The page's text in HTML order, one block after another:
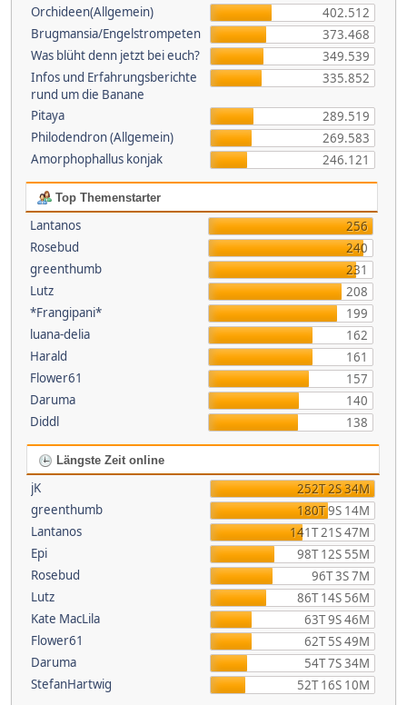
Orchideen(Allgemein)
402.512
Brugmansia/Engelstrompeten
373.468
Was blüht denn jetzt bei euch?
349.539
Infos und Erfahrungsberichte
rund um die Banane
335.852
Pitaya
289.519
Philodendron (Allgemein)
269.583
Amorphophallus konjak
246.121
Top Themenstarter
Lantanos
256
Rosebud
240
greenthumb
231
Lutz
208
*Frangipani*
199
luana-delia
162
Harald
161
Flower61
157
Daruma
140
Diddl
138
Längste Zeit online
jK
252T 2S 34M
greenthumb
180T 9S 14M
Lantanos
141T 21S 47M
Epi
98T 12S 55M
Rosebud
96T 3S 7M
Lutz
86T 14S 56M
Kate MacLila
63T 9S 46M
Flower61
62T 5S 49M
Daruma
54T 7S 34M
StefanHartwig
52T 16S 10M